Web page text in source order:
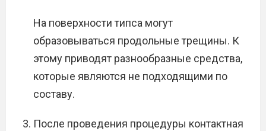
На поверхности типса могут
образовываться продольные трещины. К
этому приводят разнообразные средства,
которые являются не подходящими по
составу.
После проведения процедуры контактная